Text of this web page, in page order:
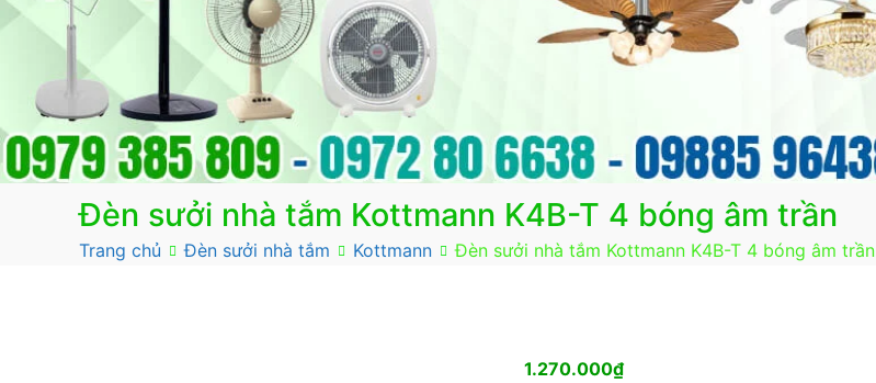
Đèn sưởi nhà tắm Kottmann K4B-T 4 bóng âm trần
Trang chủ Đèn sưởi nhà tắm Kottmann Đèn sưởi nhà tắm Kottmann K4B-T 4 bóng âm trần
1.270.000₫